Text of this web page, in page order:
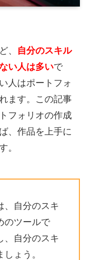
、
自分のスキル
い人は多いで
人はポートフォ
ます。この記事
フォリオの作成
、作品を上手に
。
、自分のスキ
のツールで
、自分のスキ
ょう。